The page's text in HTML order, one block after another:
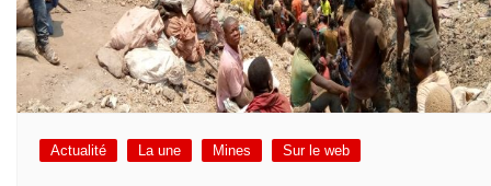
Actualité La une Mines Sur le web